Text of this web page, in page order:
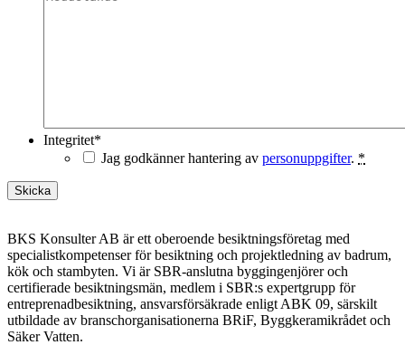
Integritet*
Jag godkänner hantering av personuppgifter. *
BKS Konsulter AB är ett oberoende besiktningsföretag med
specialistkompetenser för besiktning och projektledning av badrum,
kök och stambyten. Vi är SBR-anslutna byggingenjörer och
certifierade besiktningsmän, medlem i SBR:s expertgrupp för
entreprenadbesiktning, ansvarsförsäkrade enligt ABK 09, särskilt
utbildade av branschorganisationerna BRiF, Byggkeramikrådet och
Säker Vatten.